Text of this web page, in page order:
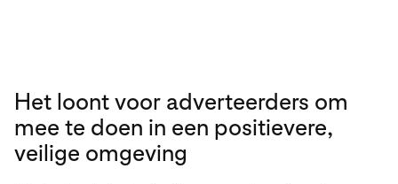
Het loont voor adverteerders om
mee te doen in een positievere,
veilige omgeving